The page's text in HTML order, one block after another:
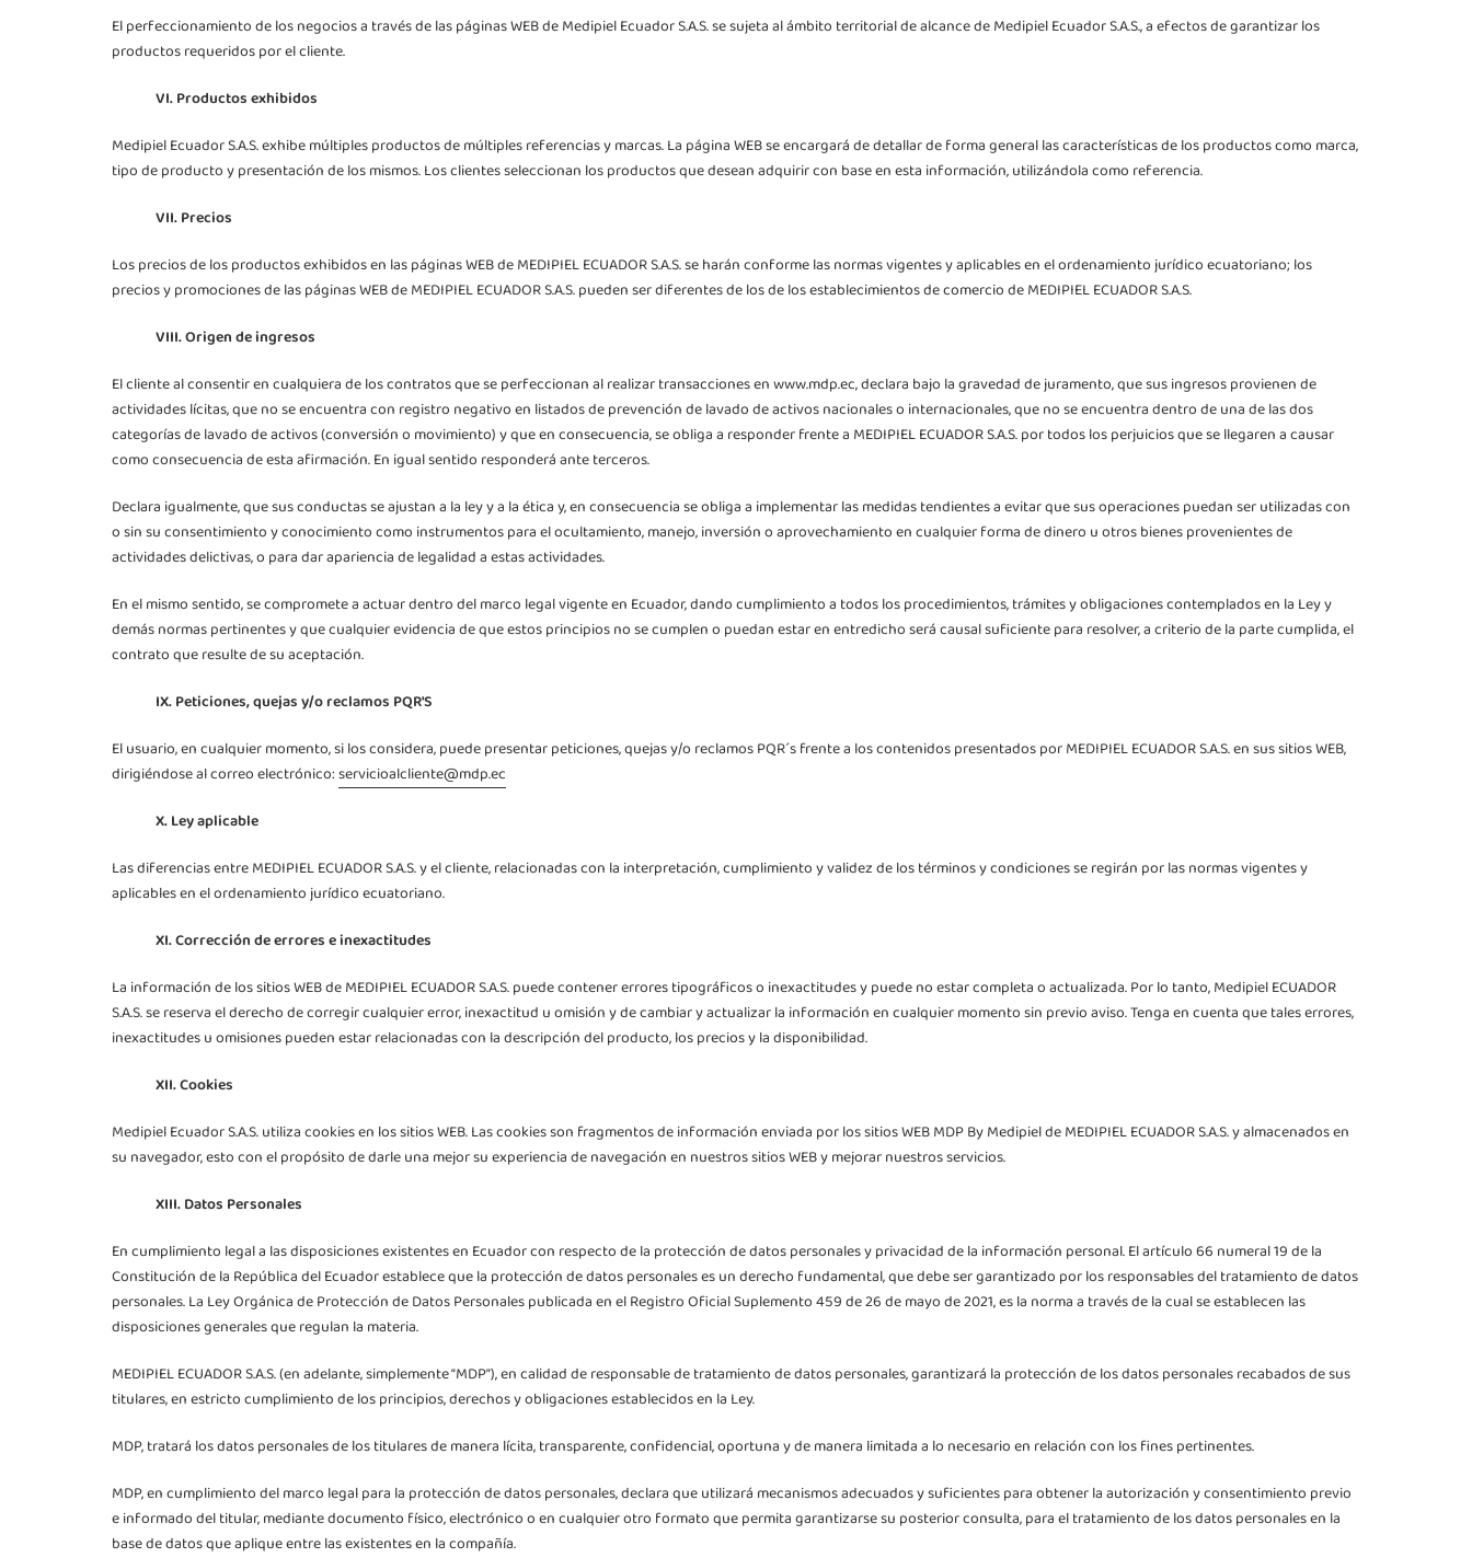
El perfeccionamiento de los negocios a través de las páginas WEB de Medipiel Ecuador S.A.S. se sujeta al ámbito territorial de alcance de Medipiel Ecuador S.A.S., a efectos de garantizar los
productos requeridos por el cliente.
VI. Productos exhibidos
Medipiel Ecuador S.A.S. exhibe múltiples productos de múltiples referencias y marcas. La página WEB se encargará de detallar de forma general las características de los productos como marca,
tipo de producto y presentación de los mismos. Los clientes seleccionan los productos que desean adquirir con base en esta información, utilizándola como referencia.
VII. Precios
Los precios de los productos exhibidos en las páginas WEB de MEDIPIEL ECUADOR S.A.S. se harán conforme las normas vigentes y aplicables en el ordenamiento jurídico ecuatoriano; los
precios y promociones de las páginas WEB de MEDIPIEL ECUADOR S.A.S. pueden ser diferentes de los de los establecimientos de comercio de MEDIPIEL ECUADOR S.A.S.
VIII. Origen de ingresos
El cliente al consentir en cualquiera de los contratos que se perfeccionan al realizar transacciones en www.mdp.ec, declara bajo la gravedad de juramento, que sus ingresos provienen de
actividades lícitas, que no se encuentra con registro negativo en listados de prevención de lavado de activos nacionales o internacionales, que no se encuentra dentro de una de las dos
categorías de lavado de activos (conversión o movimiento) y que en consecuencia, se obliga a responder frente a MEDIPIEL ECUADOR S.A.S. por todos los perjuicios que se llegaren a causar
como consecuencia de esta afirmación. En igual sentido responderá ante terceros.
Declara igualmente, que sus conductas se ajustan a la ley y a la ética y, en consecuencia se obliga a implementar las medidas tendientes a evitar que sus operaciones puedan ser utilizadas con
o sin su consentimiento y conocimiento como instrumentos para el ocultamiento, manejo, inversión o aprovechamiento en cualquier forma de dinero u otros bienes provenientes de
actividades delictivas, o para dar apariencia de legalidad a estas actividades.
En el mismo sentido, se compromete a actuar dentro del marco legal vigente en Ecuador, dando cumplimiento a todos los procedimientos, trámites y obligaciones contemplados en la Ley y
demás normas pertinentes y que cualquier evidencia de que estos principios no se cumplen o puedan estar en entredicho será causal suficiente para resolver, a criterio de la parte cumplida, el
contrato que resulte de su aceptación.
IX. Peticiones, quejas y/o reclamos PQR'S
El usuario, en cualquier momento, si los considera, puede presentar peticiones, quejas y/o reclamos PQR´s frente a los contenidos presentados por MEDIPIEL ECUADOR S.A.S. en sus sitios WEB,
dirigiéndose al correo electrónico:servicioalcliente@mdp.ec
X. Ley aplicable
Las diferencias entre MEDIPIEL ECUADOR S.A.S. y el cliente, relacionadas con la interpretación, cumplimiento y validez de los términos y condiciones se regirán por las normas vigentes y
aplicables en el ordenamiento jurídico ecuatoriano.
XI. Corrección de errores e inexactitudes
La información de los sitios WEB de MEDIPIEL ECUADOR S.A.S. puede contener errores tipográficos o inexactitudes y puede no estar completa o actualizada. Por lo tanto, Medipiel ECUADOR
S.A.S. se reserva el derecho de corregir cualquier error, inexactitud u omisión y de cambiar y actualizar la información en cualquier momento sin previo aviso. Tenga en cuenta que tales errores,
inexactitudes u omisiones pueden estar relacionadas con la descripción del producto, los precios y la disponibilidad.
XII. Cookies
Medipiel Ecuador S.A.S. utiliza cookies en los sitios WEB. Las cookies son fragmentos de información enviada por los sitios WEB MDP By Medipiel de MEDIPIEL ECUADOR S.A.S. y almacenados en
su navegador, esto con el propósito de darle una mejor su experiencia de navegación en nuestros sitios WEB y mejorar nuestros servicios.
XIII. Datos Personales
En cumplimiento legal a las disposiciones existentes en Ecuador con respecto de la protección de datos personales y privacidad de la información personal. El artículo 66 numeral 19 de la
Constitución de la República del Ecuador establece que la protección de datos personales es un derecho fundamental, que debe ser garantizado por los responsables del tratamiento de datos
personales. La Ley Orgánica de Protección de Datos Personales publicada en el Registro Oficial Suplemento 459 de 26 de mayo de 2021, es la norma a través de la cual se establecen las
disposiciones generales que regulan la materia.
MEDIPIEL ECUADOR S.A.S. (en adelante, simplemente “MDP”), en calidad de responsable de tratamiento de datos personales, garantizará la protección de los datos personales recabados de sus
titulares, en estricto cumplimiento de los principios, derechos y obligaciones establecidos en la Ley.
MDP, tratará los datos personales de los titulares de manera lícita, transparente, confidencial, oportuna y de manera limitada a lo necesario en relación con los fines pertinentes.
MDP, en cumplimiento del marco legal para la protección de datos personales, declara que utilizará mecanismos adecuados y suficientes para obtener la autorización y consentimiento previo
e informado del titular, mediante documento físico, electrónico o en cualquier otro formato que permita garantizarse su posterior consulta, para el tratamiento de los datos personales en la
base de datos que aplique entre las existentes en la compañía.